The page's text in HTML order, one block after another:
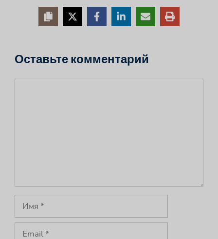
Оставьте комментарий
Имя
Email